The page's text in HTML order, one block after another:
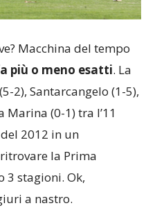
Macchina del tempo
più o meno esatti. La
2), Santarcangelo (1-5),
Marina (0-1) tra l’11
2012 in un
la Prima
3 stagioni. Ok,
a nastro.